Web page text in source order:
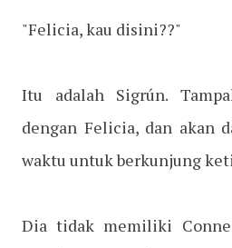
"Felicia, kau disini??"
Itu adalah Sigrún.
dengan Felicia, dan akan
waktu untuk berkunjung
Dia tidak memiliki